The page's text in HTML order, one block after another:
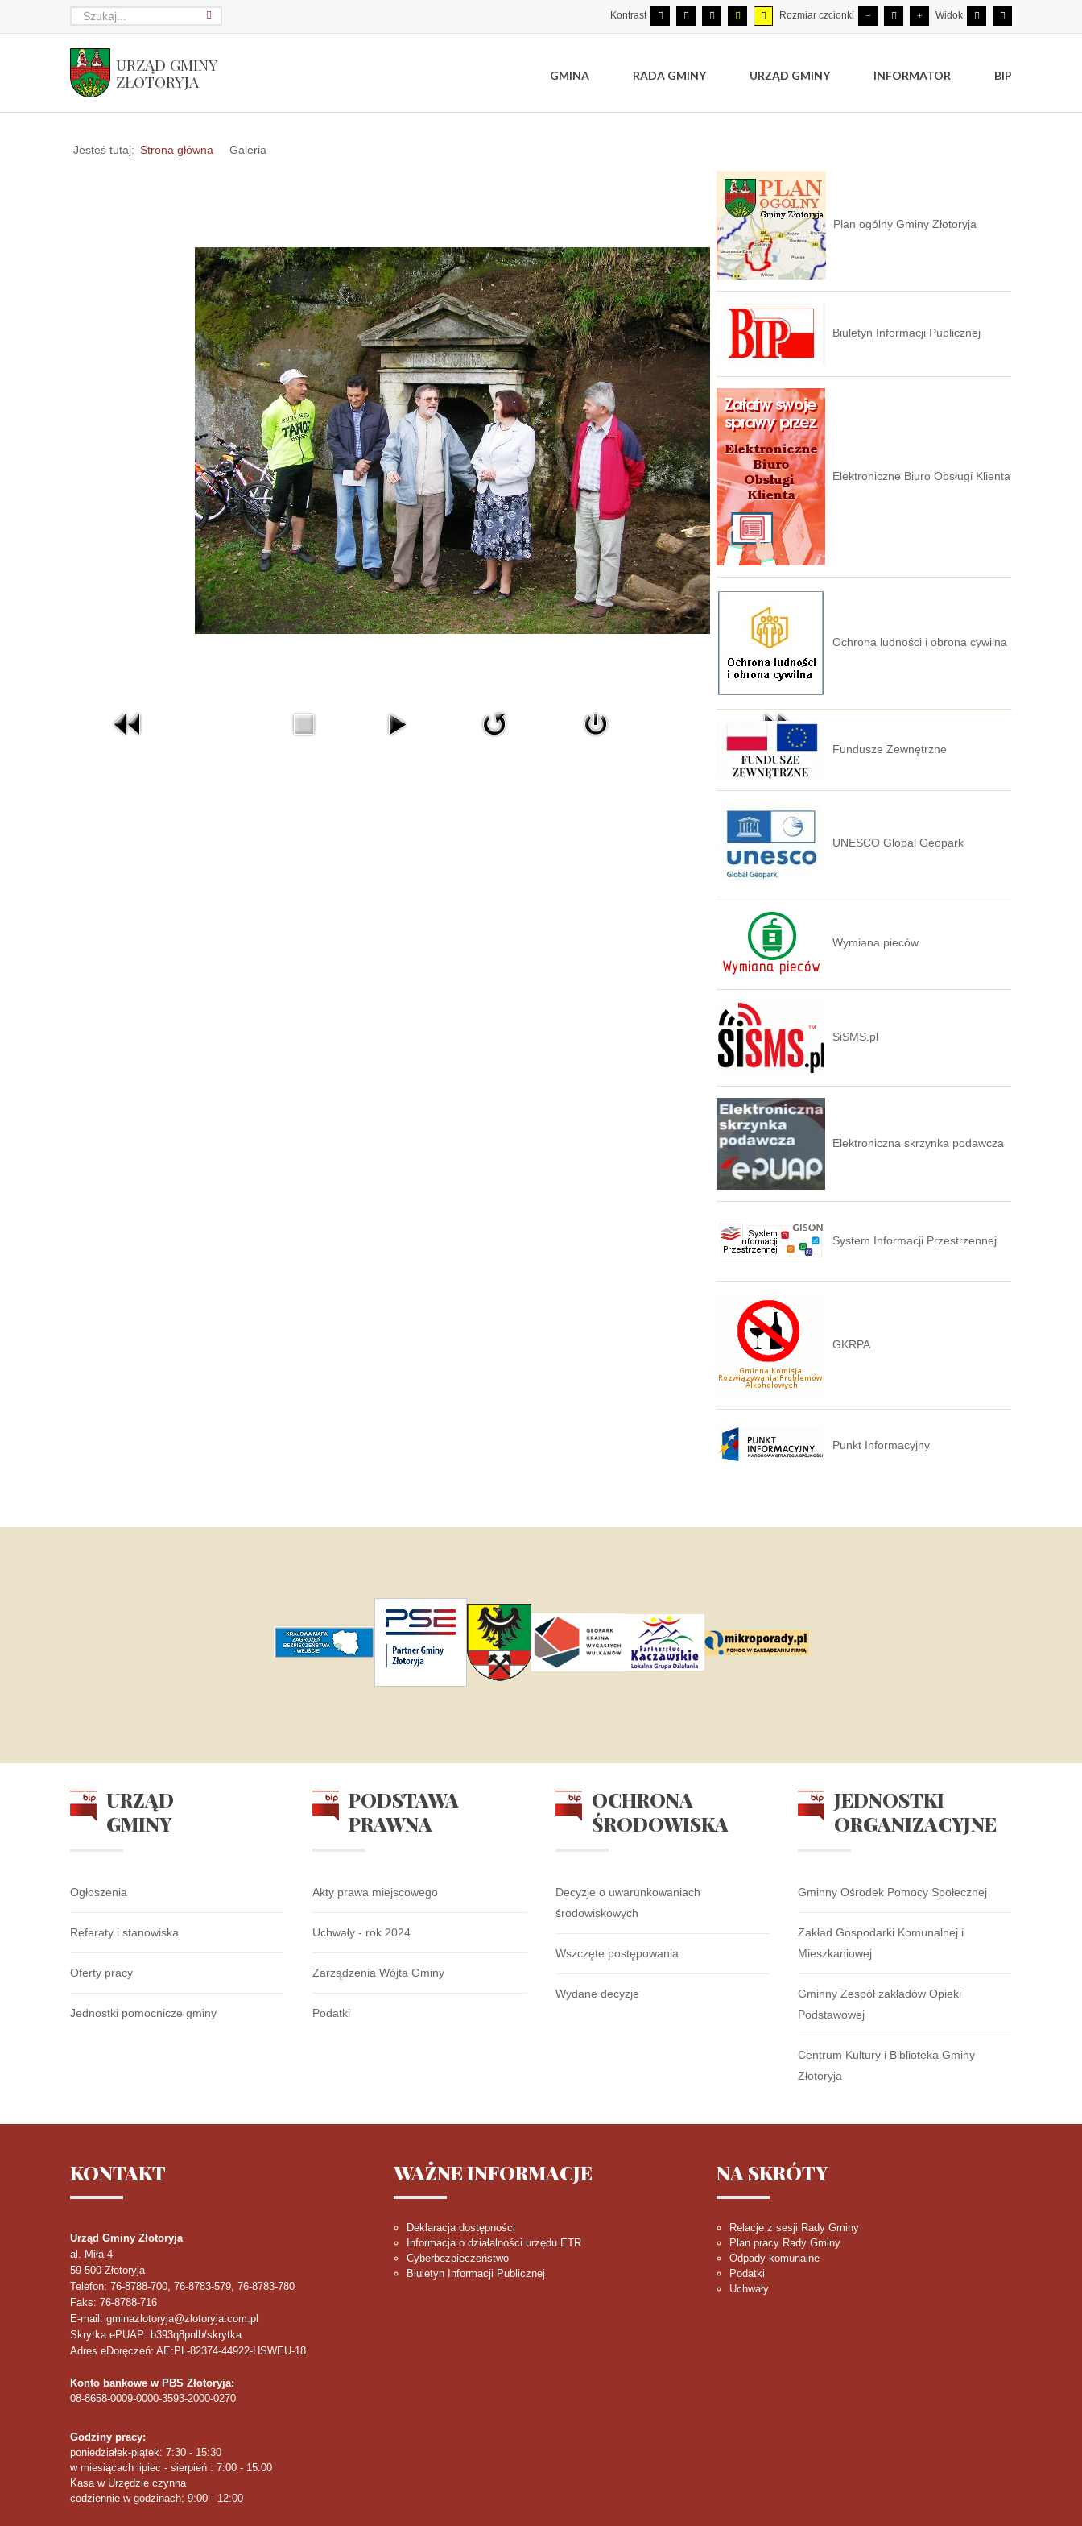
Kontrast Rozmiar czcionki Widok
URZĄD GMINY
ZŁOTORYJA
GMINA RADA GMINY URZĄD GMINY INFORMATOR BIP
Jesteś tutaj: Strona główna Galeria
Plan ogólny Gminy Złotoryja
Biuletyn Informacji Publicznej
Elektroniczne Biuro Obsługi Klienta
Ochrona ludności i obrona cywilna
Fundusze Zewnętrzne
UNESCO Global Geopark
Wymiana pieców
SiSMS.pl
Elektroniczna skrzynka podawcza
System Informacji Przestrzennej
GKRPA
Punkt Informacyjny
URZĄD
GMINY
Ogłoszenia
Referaty i stanowiska
Oferty pracy
Jednostki pomocnicze gminy
PODSTAWA
PRAWNA
Akty prawa miejscowego
Uchwały - rok 2024
Zarządzenia Wójta Gminy
Podatki
OCHRONA
ŚRODOWISKA
Decyzje o uwarunkowaniach
środowiskowych
Wszczęte postępowania
Wydane decyzje
JEDNOSTKI
ORGANIZACYJNE
Gminny Ośrodek Pomocy Społecznej
Zakład Gospodarki Komunalnej i
Mieszkaniowej
Gminny Zespół zakładów Opieki
Podstawowej
Centrum Kultury i Biblioteka Gminy
Złotoryja
KONTAKT
Urząd Gminy Złotoryja
al. Miła 4
59-500 Złotoryja
Telefon: 76-8788-700, 76-8783-579, 76-8783-780
Faks: 76-8788-716
E-mail: gminazlotoryja@zlotoryja.com.pl
Skrytka ePUAP: b393q8pnlb/skrytka
Adres eDoręczeń: AE:PL-82374-44922-HSWEU-18
Konto bankowe w PBS Złotoryja:
08-8658-0009-0000-3593-2000-0270
Godziny pracy:
poniedziałek-piątek: 7:30 - 15:30
w miesiącach lipiec - sierpień : 7:00 - 15:00
Kasa w Urzędzie czynna
codziennie w godzinach: 9:00 - 12:00
WAŻNEINFORMACJE
Deklaracja dostępności
Informacja o działalności urzędu ETR
Cyberbezpieczeństwo
Biuletyn Informacji Publicznej
NA SKRÓTY
Relacje z sesji Rady Gminy
Plan pracy Rady Gminy
Odpady komunalne
Podatki
Uchwały